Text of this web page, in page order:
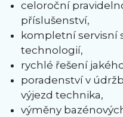
celoroční
příslušenství,
kompletní servisní
technologií,
rychlé řešení
poradenství v
výjezd technika,
výměny